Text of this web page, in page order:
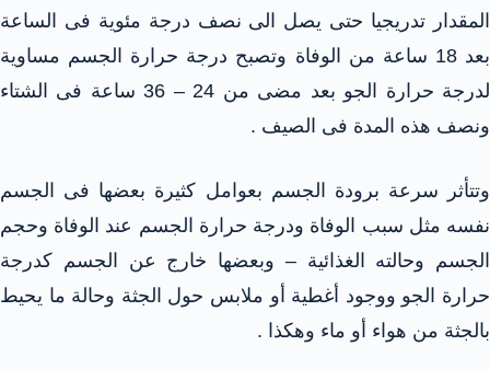
المقدار تدريجيا حتى يصل الى نصف درجة مئوية فى الساعة
بعد 18 ساعة من الوفاة وتصبح درجة حرارة الجسم مساوية
لدرجة حرارة الجو بعد مضى من 24 – 36 ساعة فى الشتاء
ونصف هذه المدة فى الصيف .
وتتأثر سرعة برودة الجسم بعوامل كثيرة بعضها فى الجسم
نفسه مثل سبب الوفاة ودرجة حرارة الجسم عند الوفاة وحجم
الجسم وحالته الغذائية – وبعضها خارج عن الجسم كدرجة
حرارة الجو ووجود أغطية أو ملابس حول الجثة وحالة ما يحيط
بالجثة من هواء أو ماء وهكذا .